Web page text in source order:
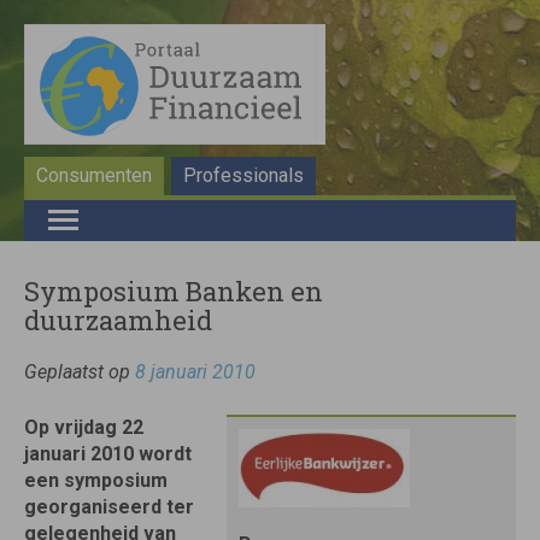
Consumenten Professionals
Symposium Banken en
duurzaamheid
Geplaatst op 8 januari 2010
Op vrijdag 22
januari 2010 wordt
een symposium
georganiseerd ter
gelegenheid van